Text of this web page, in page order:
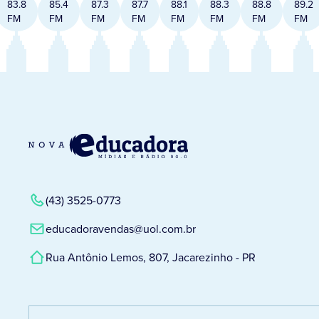
83.8
FM
85.4
FM
87.3
FM
87.7
FM
88.1
FM
88.3
FM
88.8
FM
89.2
FM
(43) 3525-0773
educadoravendas@uol.com.br
Rua Antônio Lemos, 807, Jacarezinho - PR